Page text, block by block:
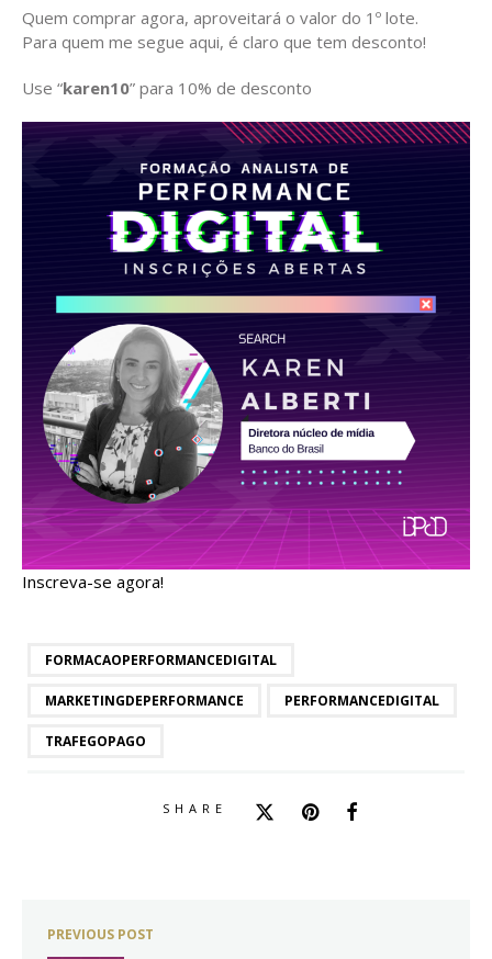
Quem comprar agora, aproveitará o valor do 1º lote.
Para quem me segue aqui, é claro que tem desconto!
Use “karen10” para 10% de desconto
Inscreva-se agora!
FORMACAOPERFORMANCEDIGITAL
MARKETINGDEPERFORMANCE PERFORMANCEDIGITAL
TRAFEGOPAGO
SHARE
PREVIOUS POST